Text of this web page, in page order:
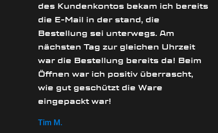
des Kundenkontos bekam ich bereits
die E-Mail in der stand, die
Bestellung sei unterwegs. Am
nächsten Tag zur gleichen Uhrzeit
war die Bestellung bereits da! Beim
Öffnen war ich positiv überrascht,
wie gut geschützt die Ware
eingepackt war!
Tim M.